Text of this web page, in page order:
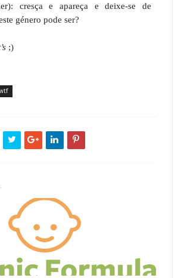
cresça e apareça e deixe-se de
género pode ser?
;)